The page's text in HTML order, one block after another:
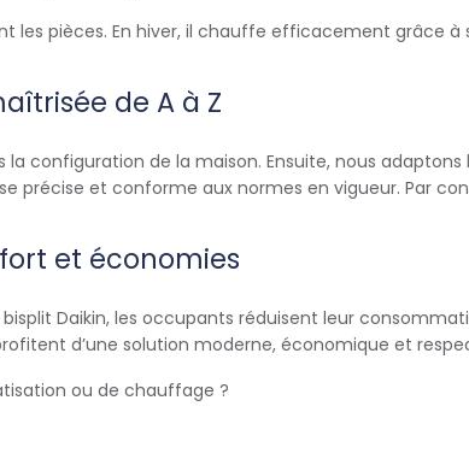
les pièces. En hiver, il chauffe efficacement grâce
de A à Z
la configuration de la maison. Ensuite, nous
précise et conforme aux normes en vigueur. Par
et économies
Daikin, les occupants réduisent leur
d’une solution moderne, économique et
ou de chauffage ?